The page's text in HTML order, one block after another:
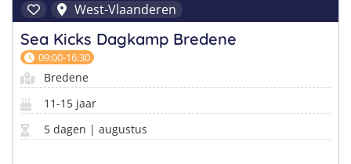
West-Vlaanderen
Sea Kicks Dagkamp Bredene
09:00-16:30
Bredene
11-15 jaar
5 dagen | augustus